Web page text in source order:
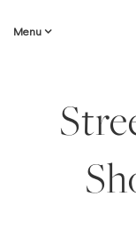
Menu